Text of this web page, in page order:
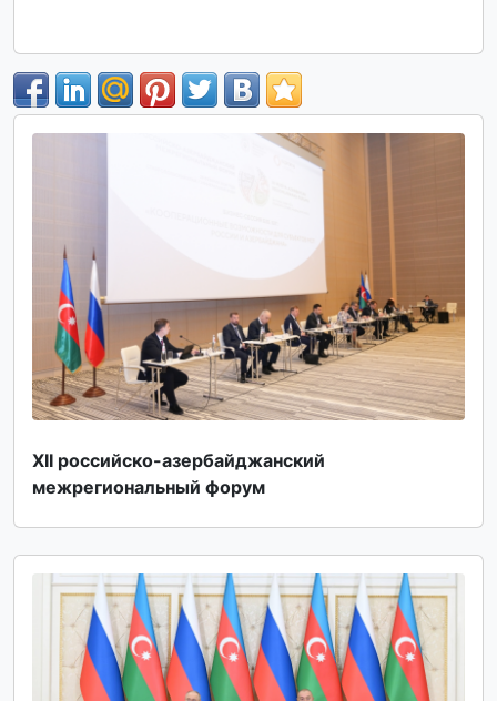
XII российско-азербайджанский
межрегиональный форум